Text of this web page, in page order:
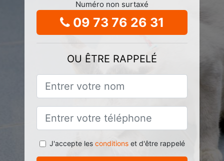
Numéro non surtaxé
09 73 76 26 31
OU ÊTRE RAPPELÉ
J'accepte les conditionset d'être rappelé